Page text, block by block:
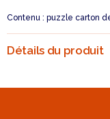
Contenu : puzzle carton
Détails du produit